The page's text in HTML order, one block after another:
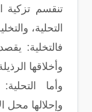
تنقسم
التحلية،
فالتخلية:
وأخلاقها
وأما
وإحلالها محل